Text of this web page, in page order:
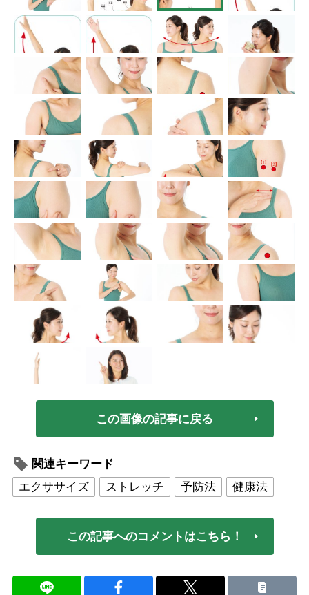
この画像の記事に戻る
関連キーワード
エクササイズ
ストレッチ 予防法 健康法
この記事へのコメントはこちら！